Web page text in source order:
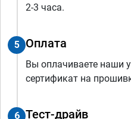
2-3 часа.
5 Оплата
Вы оплачиваете наши
сертификат на
6 Тест-драйв